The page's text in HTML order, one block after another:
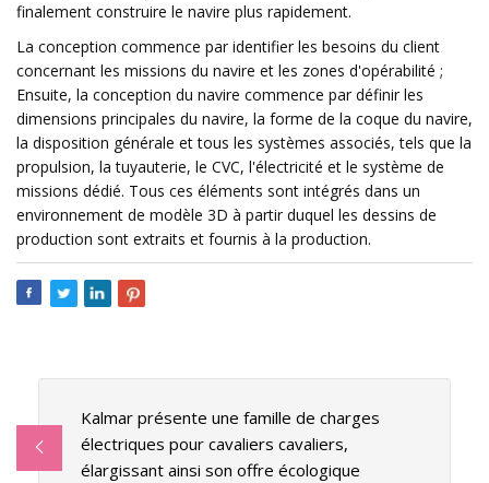
finalement construire le navire plus rapidement.
La conception commence par identifier les besoins du client
concernant les missions du navire et les zones d'opérabilité ;
Ensuite, la conception du navire commence par définir les
dimensions principales du navire, la forme de la coque du navire,
la disposition générale et tous les systèmes associés, tels que la
propulsion, la tuyauterie, le CVC, l'électricité et le système de
missions dédié. Tous ces éléments sont intégrés dans un
environnement de modèle 3D à partir duquel les dessins de
production sont extraits et fournis à la production.
Kalmar présente une famille de charges
électriques pour cavaliers cavaliers,
élargissant ainsi son offre écologique